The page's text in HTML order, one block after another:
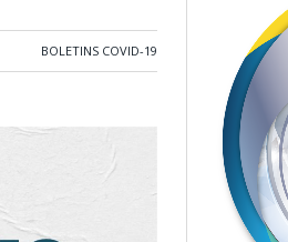
BOLETINS COVID-19